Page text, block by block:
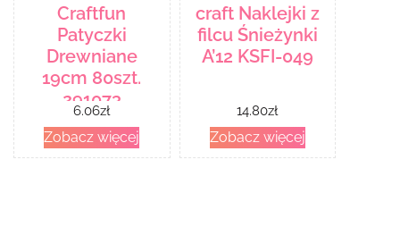
Craftfun
Patyczki
Drewniane
19cm 80szt.
291073
/Craftfun
6.06zł
Zobacz więcej
craft Naklejki z
filcu Śnieżynki
A’12 KSFI-049
14.80zł
Zobacz więcej